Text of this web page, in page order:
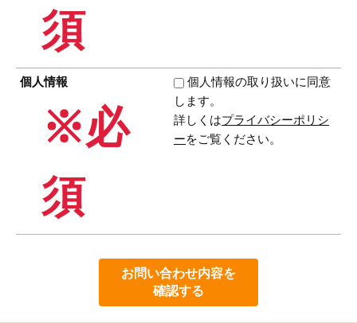
須
個人情報
※必
須
個人情報の取り扱いに同意
します。
詳しくはプライバシーポリシ
ーをご覧ください。
お問い合わせ内容を
確認する